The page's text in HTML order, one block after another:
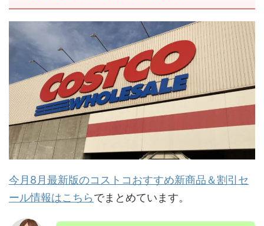
今月8月最新版のコストコおすすめ新商品＆割引セ
ール情報はこちらでまとめています。